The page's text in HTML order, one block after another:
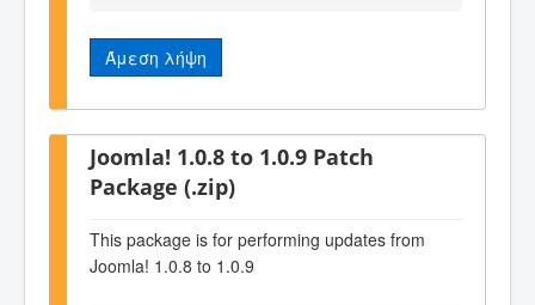
Άμεση λήψη
Joomla! 1.0.8 to 1.0.9 Patch
Package (.zip)
This package is for performing updates from
Joomla! 1.0.8 to 1.0.9